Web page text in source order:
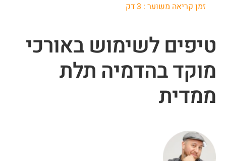
זמן קריאה משוער : 3דק
טיפים לשימוש באורכי
מוקד בהדמיה תלת
ממדית